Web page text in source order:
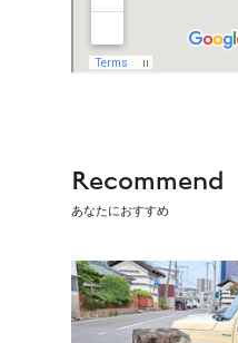
Recommend
あなたにおすすめ